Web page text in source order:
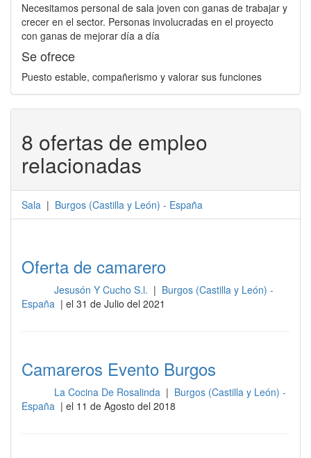
Necesitamos personal de sala joven con ganas de trabajar y
crecer en el sector. Personas involucradas en el proyecto
con ganas de mejorar día a día
Se ofrece
Puesto estable, compañerismo y valorar sus funciones
8 ofertas de empleo
relacionadas
Sala | Burgos (Castilla y León) - España
Oferta de camarero
Jesusón Y Cucho S.l. | Burgos (Castilla y León) -
España | el 31 de Julio del 2021
Camareros Evento Burgos
La Cocina De Rosalinda | Burgos (Castilla y León) -
España | el 11 de Agosto del 2018